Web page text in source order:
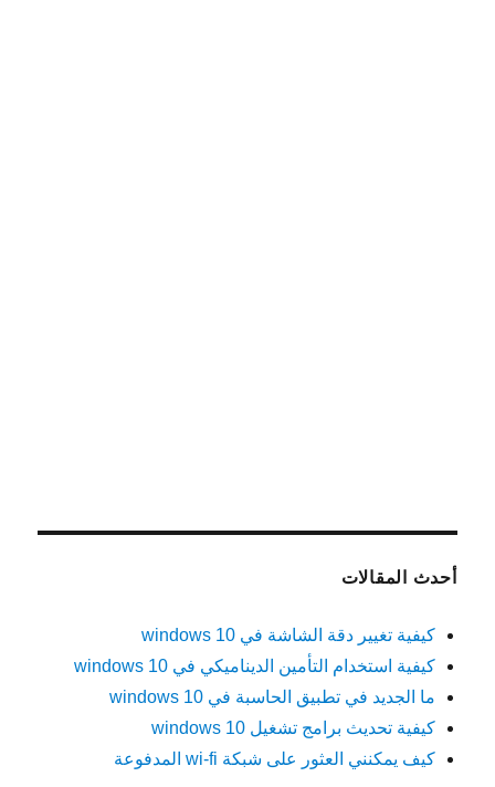
أحدث المقالات
كيفية تغيير دقة الشاشة في windows 10
كيفية استخدام التأمين الديناميكي في windows 10
ما الجديد في تطبيق الحاسبة في windows 10
كيفية تحديث برامج تشغيل windows 10
كيف يمكنني العثور على شبكة wi-fi المدفوعة